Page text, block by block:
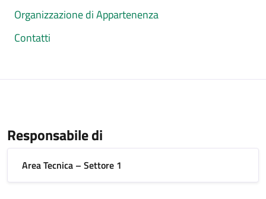
Organizzazione di Appartenenza
Contatti
Responsabile di
Area Tecnica – Settore 1